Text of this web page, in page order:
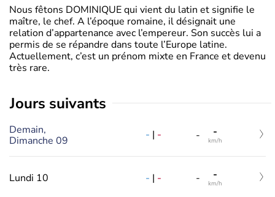
Nous fêtons DOMINIQUE qui vient du latin et signifie le
maître, le chef. A l’époque romaine, il désignait une
relation d’appartenance avec l’empereur. Son succès lui a
permis de se répandre dans toute l’Europe latine.
Actuellement, c’est un prénom mixte en France et devenu
très rare.
jours suivants
Demain,
Dimanche 09
- | - - -
km/h
Lundi 10 - | - - -
km/h